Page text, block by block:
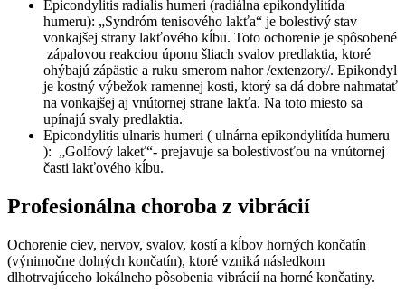
Epicondylitis radialis humeri (radiálna epikondylitída
humeru): „Syndróm tenisového lakťa“ je bolestivý stav
vonkajšej strany lakťového kĺbu. Toto ochorenie je spôsobené
zápalovou reakciou úponu šliach svalov predlaktia, ktoré
ohýbajú zápästie a ruku smerom nahor /extenzory/. Epikondyl
je kostný výbežok ramennej kosti, ktorý sa dá dobre nahmatať
na vonkajšej aj vnútornej strane lakťa. Na toto miesto sa
upínajú svaly predlaktia.
Epicondylitis ulnaris humeri ( ulnárna epikondylitída humeru
): „Golfový lakeť“- prejavuje sa bolestivosťou na vnútornej
časti lakťového kĺbu.
Profesionálna choroba z vibrácií
Ochorenie ciev, nervov, svalov, kostí a kĺbov horných končatín
(výnimočne dolných končatín), ktoré vzniká následkom
dlhotrvajúceho lokálneho pôsobenia vibrácií na horné končatiny.